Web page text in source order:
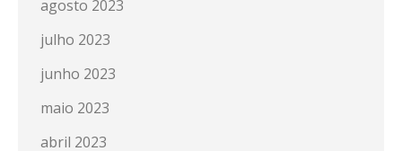
agosto 2023
julho 2023
junho 2023
maio 2023
abril 2023